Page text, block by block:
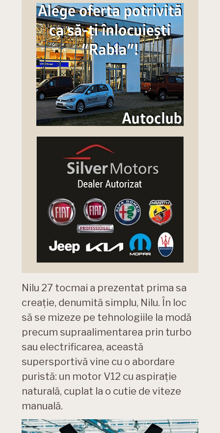
Nilu 27 tocmai a prezentat prima sa
creație, denumită simplu, Nilu. În loc
să se mizeze pe tehnologiile la modă
precum supraalimentarea prin turbo
sau electrificarea, această
supersportivă vine cu o abordare
puristă: un motor V12 cu aspirație
naturală, cuplat la o cutie de viteze
manuală.